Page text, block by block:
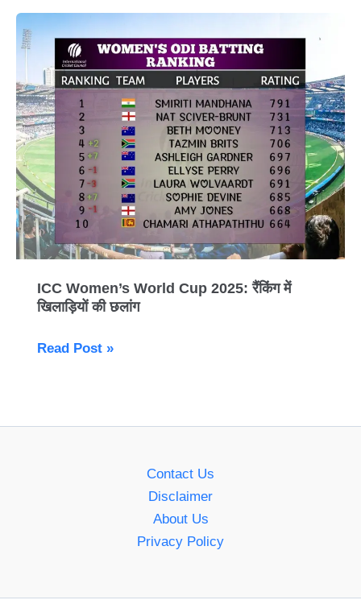
ICC Women’s World Cup 2025: रैंकिंग में
खिलाड़ियों की छलांग
Women’s
World
Cup
2025:
रैंकिंग
में
खिलाड़ियों
की
छलांग
Read Post »
Contact Us
Disclaimer
About Us
Privacy Policy